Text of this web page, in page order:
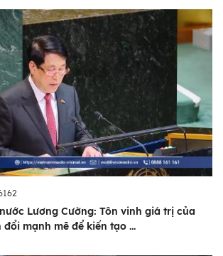
Lương Cường: Tôn vinh giá trị của
mạnh mẽ để kiến tạo ...